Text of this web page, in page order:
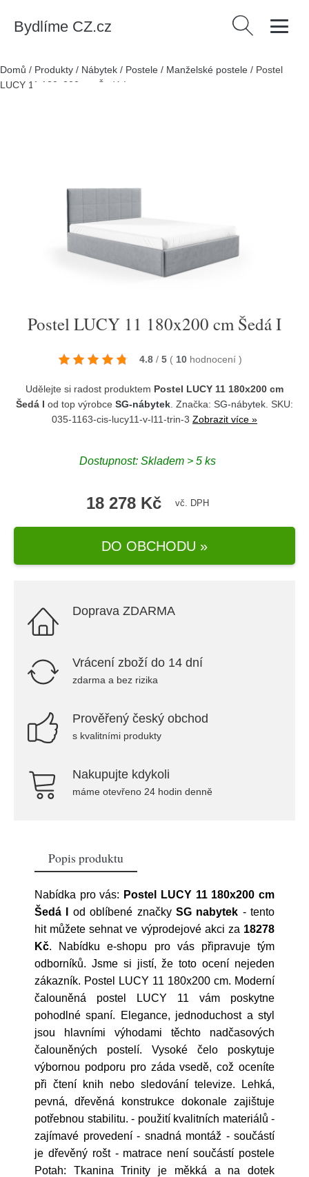
Bydlíme CZ.cz Vyhledávání
Domů / Produkty / Nábytek / Postele / Manželské postele / Postel
LUCY 11 180x200 cm Šedá I
Postel LUCY 11 180x200 cm Šedá I
4.8 / 5 ( 10 hodnocení )
Udělejte si radost produktem Postel LUCY 11 180x200 cm
Šedá I od top výrobce SG-nábytek . Značka: SG-nábytek . SKU:
035-1163-cis-lucy11-v-l11-trin-3 Zobrazit více »
Dostupnost: Skladem > 5 ks
18 278 Kč vč. DPH
DO OBCHODU »
Doprava ZDARMA
Vrácení zboží do 14 dní
zdarma a bez rizika
Prověřený český obchod
s kvalitními produkty
Nakupujte kdykoli
máme otevřeno 24 hodin denně
Popis produktu
Nabídka pro vás: Postel LUCY 11 180x200 cm
Šedá I
od oblíbené značky SG nabytek - tento
hit můžete sehnat ve výprodejové akci za 18278
Kč. Nabídku e-shopu pro vás připravuje tým
odborníků. Jsme si jistí, že toto ocení nejeden
zákazník. Postel LUCY 11 180x200 cm. Moderní
čalouněná postel LUCY 11 vám poskytne
pohodlné spaní. Elegance, jednoduchost a styl
jsou hlavními výhodami těchto nadčasových
čalouněných postelí. Vysoké čelo poskytuje
výbornou podporu pro záda vsedě, což oceníte
při čtení knih nebo sledování televize. Lehká,
pevná, dřevěná konstrukce dokonale zajištuje
potřebnou stabilitu. - použití kvalitních materiálů -
zajímavé provedení - snadná montáž - součástí
je dřevěný rošt - matrace není součástí postele
Potah: Tkanina Trinity je měkká a na dotek